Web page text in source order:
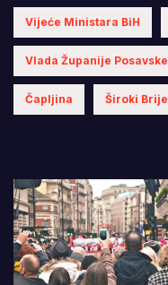
Vijeće Ministara BiH
Vlada Županije Posavske
Čapljina Široki